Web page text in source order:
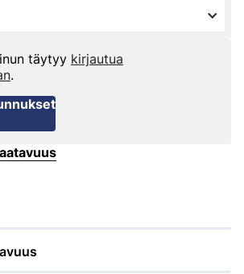
täytyy kirjautua
.